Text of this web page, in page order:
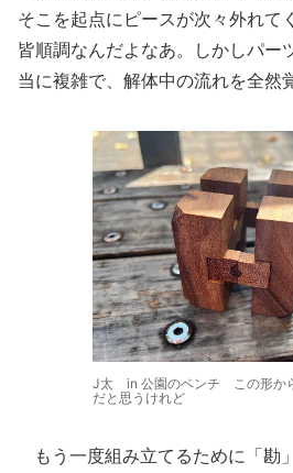
そこを起点にピースが次々外れて
皆順調なんだよなあ。しかしパー
当に複雑で、解体中の流れを全然
J太 in 公園のベンチ この形か
だと思うけれど
もう一度組み立てるために「勘